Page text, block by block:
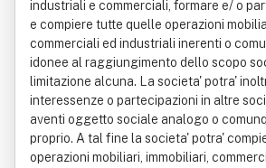
industriali e commerciali, formare e/ o
e compiere tutte quelle operazioni
commerciali ed industriali inerenti o
idonee al raggiungimento dello scopo
limitazione alcuna. La societa' potra'
interessenze o partecipazioni in altre
aventi oggetto sociale analogo o
proprio. A tal fine la societa' potra'
operazioni mobiliari, immobiliari,